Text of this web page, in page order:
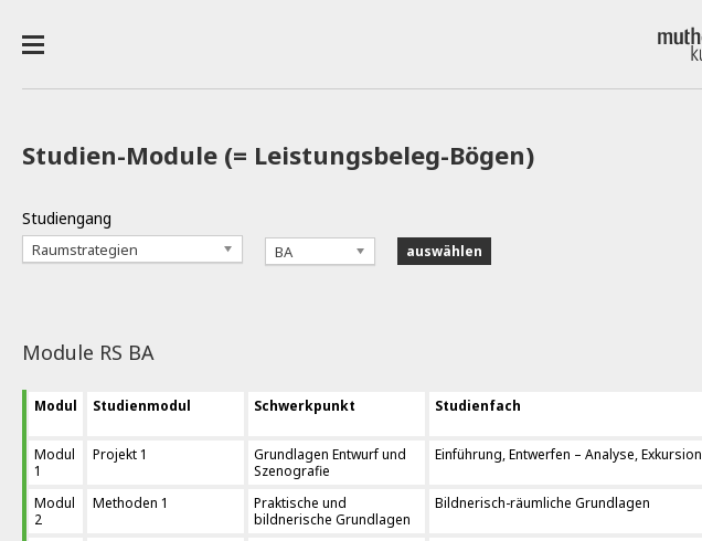
Studien-Module (= Leistungsbeleg-Bögen)
Studiengang
Raumstrategien BA
Module RS BA
Modul Studienmodul Schwerkpunkt Studienfach
Modul
1
Projekt 1
Grundlagen Entwurf und
Szenografie
Einführung, Entwerfen – Analyse, Exkursion
Modul
2
Methoden 1
Praktische und
bildnerische Grundlagen
Bildnerisch-räumliche Grundlagen